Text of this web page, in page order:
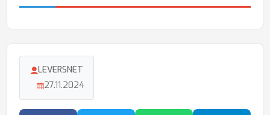
LEVERSNET
27.11.2024